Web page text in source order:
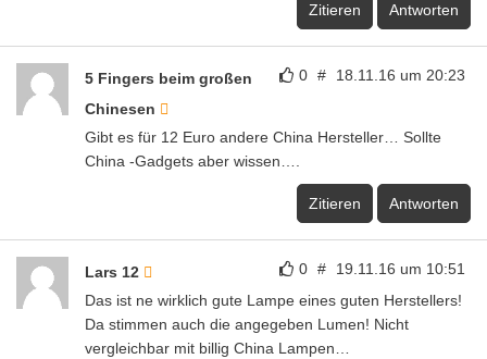
Zitieren Antworten
0 # 18.11.16 um 20:23
5 Fingers beim großen
Chinesen
Gibt es für 12 Euro andere China Hersteller… Sollte
China -Gadgets aber wissen….
Zitieren Antworten
0 # 19.11.16 um 10:51
Lars 12
Das ist ne wirklich gute Lampe eines guten Herstellers!
Da stimmen auch die angegeben Lumen! Nicht
vergleichbar mit billig China Lampen…